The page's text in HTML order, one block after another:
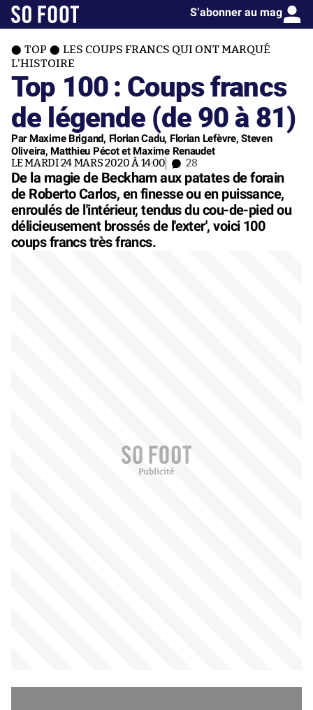
S’abonner au mag
TOP
LES COUPS FRANCS QUI ONT MARQUÉ
L'HISTOIRE
Top 100 : Coups francs
de légende (de 90 à 81)
Par Maxime Brigand, Florian Cadu, Florian Lefèvre, Steven
Oliveira, Matthieu Pécot et Maxime Renaudet
LE MARDI 24 MARS 2020 À 14:00 28
De la magie de Beckham aux patates de forain
de Roberto Carlos, en finesse ou en puissance,
enroulés de l'intérieur, tendus du cou-de-pied ou
délicieusement brossés de l'exter', voici 100
coups francs très francs.